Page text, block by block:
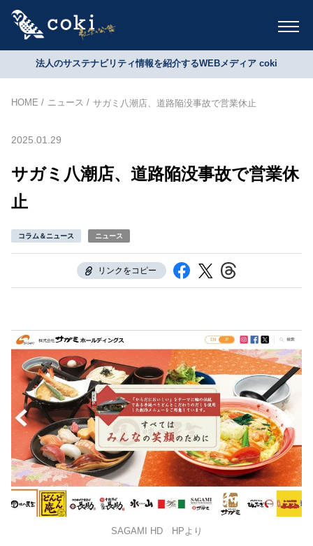
法人のサステナビリティ情報を紹介するWEBメディア coki
HOME ニュース サガミ八潮店、道路陥没事故で営業休止
2025.01.29
サガミ八潮店、道路陥没事故で営業休
止
コラム＆ニュース ニュース
リンクをコピー
SAGAMI HD HPより